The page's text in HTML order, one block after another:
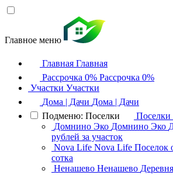
Главное меню
Главная Главная
Рассрочка 0% Рассрочка 0%
Участки Участки
Дома | Дачи Дома | Дачи
Подменю: Поселки
Поселки
Домнино Эко Домнино Эко
рублей за участок
Nova Life Nova Life Поселок
сотка
Ненашево Ненашево Деревня